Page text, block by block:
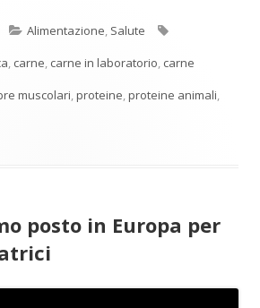
Categorie
Alimentazione, Salute
, carne, carne in laboratorio, carne
muscolari,proteine,proteine animali,
posto in Europa per